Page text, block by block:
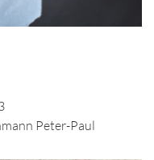
Peter-Paul